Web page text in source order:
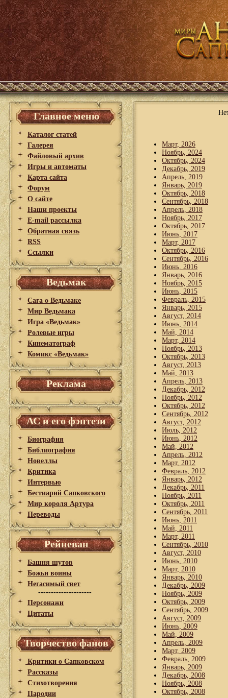
Главное меню
Каталог статей
Галерея
Файловый архив
Игры и автоматы
Карта сайта
Форум
О сайте
Наши проекты
E-mail рассылка
Обратная связь
RSS
Ссылки
Ведьмак
Сага о Ведьмаке
Мир Ведьмака
Игра «Ведьмак»
Ролевые игры
Кинематограф
Комикс «Ведьмак»
Реклама
АС и его фэнтези
Биография
Библиография
Новеллы
Критика
Интервью
Бестиарий Сапковского
Мир короля Артура
Переводы
Рейневан
Башня шутов
Божьи воины
Негасимый свет
---------------------
Персонажи
Цитаты
Творчество фанов
Критики о Сапковском
Рассказы
Стихотворения
Пародии
Март, 2026
Ноябрь, 2024
Октябрь, 2024
Декабрь, 2019
Апрель, 2019
Январь, 2019
Октябрь, 2018
Сентябрь, 2018
Апрель, 2018
Ноябрь, 2017
Октябрь, 2017
Июнь, 2017
Март, 2017
Октябрь, 2016
Сентябрь, 2016
Июнь, 2016
Январь, 2016
Ноябрь, 2015
Июнь, 2015
Февраль, 2015
Январь, 2015
Август, 2014
Июнь, 2014
Май, 2014
Март, 2014
Ноябрь, 2013
Октябрь, 2013
Август, 2013
Май, 2013
Апрель, 2013
Декабрь, 2012
Ноябрь, 2012
Октябрь, 2012
Сентябрь, 2012
Август, 2012
Июль, 2012
Июнь, 2012
Май, 2012
Апрель, 2012
Март, 2012
Февраль, 2012
Январь, 2012
Декабрь, 2011
Ноябрь, 2011
Октябрь, 2011
Сентябрь, 2011
Июнь, 2011
Май, 2011
Март, 2011
Сентябрь, 2010
Август, 2010
Июнь, 2010
Март, 2010
Январь, 2010
Декабрь, 2009
Ноябрь, 2009
Октябрь, 2009
Сентябрь, 2009
Август, 2009
Июнь, 2009
Май, 2009
Апрель, 2009
Март, 2009
Февраль, 2009
Январь, 2009
Декабрь, 2008
Ноябрь, 2008
Октябрь, 2008